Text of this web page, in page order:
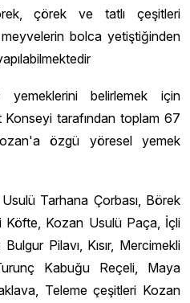
çörek ve tatlı çeşitleri
bolca yetiştiğinden
yemeklerini belirlemek için
tarafından toplam 67
Kozan'a özgü yöresel yemek
Tarhana Çorbası, Börek
Köfte, Kozan Usulü Paça, İçli
Pilavı, Kısır, Mercimekli
Kabuğu Reçeli, Maya
Teleme çeşitleri Kozan